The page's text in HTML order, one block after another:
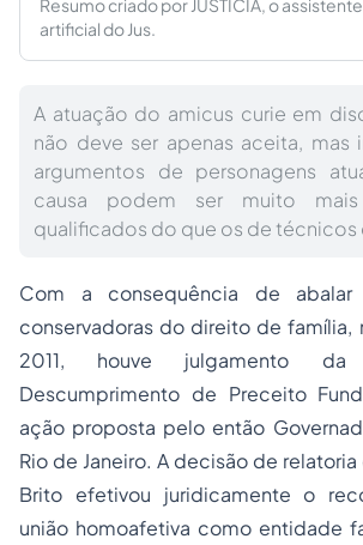
Resumo criado por JUSTICIA, o
artificial do Jus.
A atuação do amicus curie em
não deve ser apenas aceita, mas
argumentos de personagens
causa podem ser muito
qualificados do que os de técnicos
Com a consequência de abalar
conservadoras do direito de família,
2011, houve julgamento
Descumprimento de Preceito
ação proposta pelo então
Rio de Janeiro. A decisão de
Brito efetivou juridicamente o
união homoafetiva como entidade